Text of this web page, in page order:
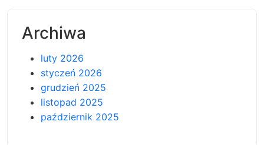
Archiwa
luty 2026
styczeń 2026
grudzień 2025
listopad 2025
październik 2025